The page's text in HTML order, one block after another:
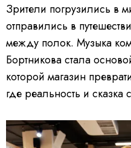
Зрители погрузились в
отправились в
между полок. Музыка
Бортникова стала
которой магазин
где реальность и